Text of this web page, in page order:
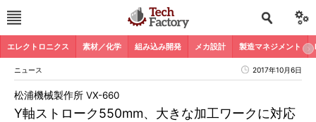
エレクトロニクス 素材／化学 組み込み開発 メカ設計 製造マネジメント
ニュース 2017年10月6日
Y軸ストローク550mm、大きな加工ワークに対応
松浦機械製作所 VX-660